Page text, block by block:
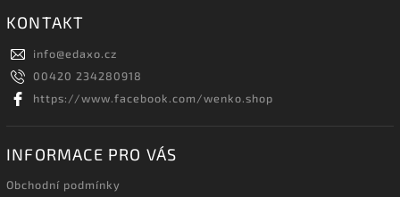
KONTAKT
info@edaxo.cz
00420 234280918
https://www.facebook.com/wenko.shop
INFORMACE PRO VÁS
Obchodní podmínky